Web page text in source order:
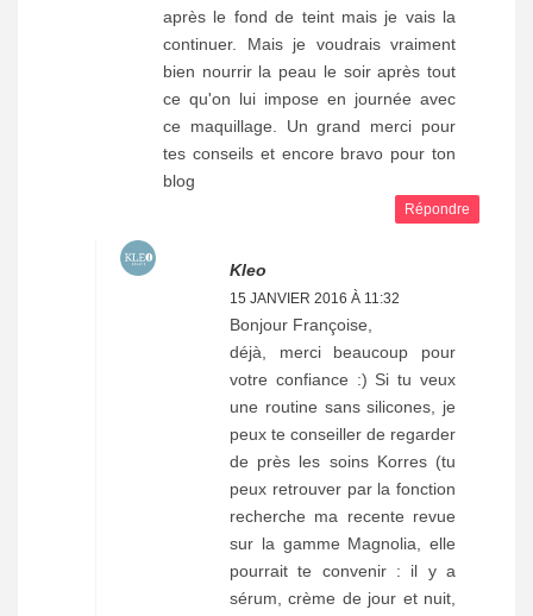
après le fond de teint mais je vais la
continuer. Mais je voudrais vraiment
bien nourrir la peau le soir après tout
ce qu'on lui impose en journée avec
ce maquillage. Un grand merci pour
tes conseils et encore bravo pour ton
blog
Répondre
Kleo
15 JANVIER 2016 À 11:32
Bonjour Françoise,
déjà, merci beaucoup pour
votre confiance :) Si tu veux
une routine sans silicones, je
peux te conseiller de regarder
de près les soins Korres (tu
peux retrouver par la fonction
recherche ma recente revue
sur la gamme Magnolia, elle
pourrait te convenir : il y a
sérum, crème de jour et nuit,